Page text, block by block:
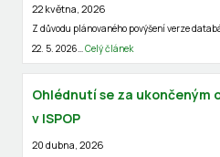
22 května, 2026
Z důvodu plánovaného povýšení verze
22. 5. 2026…Celý článek
Ohlédnutí se za ukončeným
v ISPOP
20 dubna, 2026